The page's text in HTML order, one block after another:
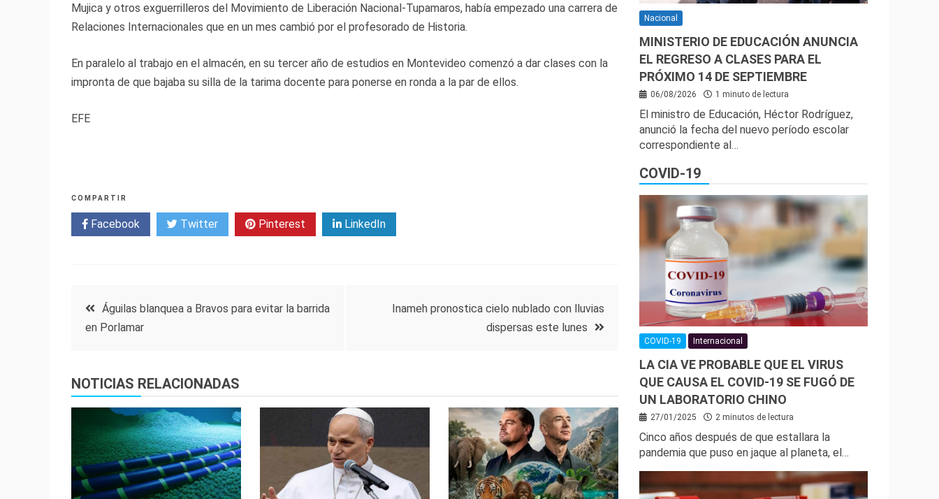
Mujica y otros exguerrilleros del Movimiento de Liberación Nacional-Tupamaros, había empezado una carrera de
Relaciones Internacionales que en un mes cambió por el profesorado de Historia.
En paralelo al trabajo en el almacén, en su tercer año de estudios en Montevideo comenzó a dar clases con la
impronta de que bajaba su silla de la tarima docente para ponerse en ronda a la par de ellos.
EFE
COMPARTIR
Facebook Twitter Pinterest LinkedIn
Navegación
entradas
Águilas blanquea a Bravos para evitar la barrida
en Porlamar
Inameh pronostica cielo nublado con lluvias
dispersas este lunes
NOTICIAS RELACIONADAS
Nacional
MINISTERIO DE EDUCACIÓN ANUNCIA
EL REGRESO A CLASES PARA EL
PRÓXIMO 14 DE SEPTIEMBRE
06/08/2026 1 minuto de lectura
El ministro de Educación, Héctor Rodríguez,
anunció la fecha del nuevo período escolar
correspondiente al…
COVID-19
COVID-19 Internacional
LA CIA VE PROBABLE QUE EL VIRUS
QUE CAUSA EL COVID-19 SE FUGÓ DE
UN LABORATORIO CHINO
27/01/2025 2 minutos de lectura
Cinco años después de que estallara la
pandemia que puso en jaque al planeta, el…